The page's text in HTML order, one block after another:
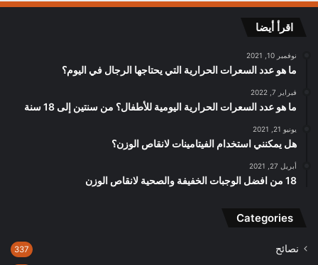
اقرأ أيضا
نوفمبر 10, 2021
ما هو عدد السعرات الحرارية التي يحتاجها الرجال في اليوم؟
فبراير 7, 2022
ما هو عدد السعرات الحرارية اليومية للأطفال؟ من سنتين إلى 18 سنة
يونيو 21, 2021
هل يمكنني استخدام الفيتامينات لانقاص الوزن؟
أبريل 27, 2021
18 من افضل الوجبات الخفيفة والصحية لانقاص الوزن
Categories
نصائح 337